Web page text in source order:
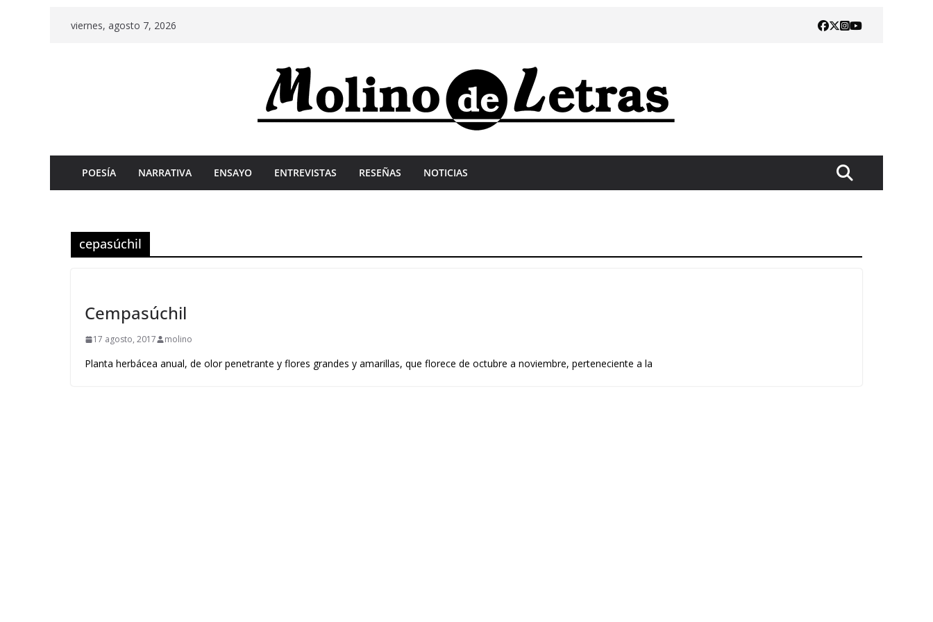
viernes, agosto 7, 2026
POESÍA NARRATIVA ENSAYO ENTREVISTAS RESEÑAS NOTICIAS
cepasúchil
Cempasúchil
17 agosto, 2017 molino
Planta herbácea anual, de olor penetrante y flores grandes y amarillas, que florece de octubre a noviembre, perteneciente a la